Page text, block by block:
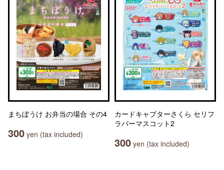
まちぼうけ お弁当の場合 その4
300 yen (tax included)
カードキャプターさくら セリフ
ラバーマスコット2
300 yen (tax included)